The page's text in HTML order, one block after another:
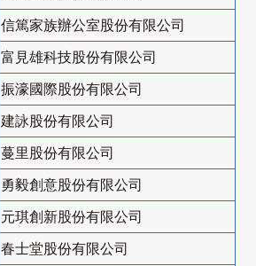
信篤家族辦公室股份有限公司
富見雄科技股份有限公司
振濠國際股份有限公司
建詠股份有限公司
蔓里股份有限公司
勇毅創意股份有限公司
元琪創新股份有限公司
春士堂股份有限公司